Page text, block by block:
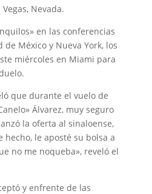
Nevada.
en las conferencias
México y Nueva York, los
miércoles en Miami para
que durante el vuelo de
Álvarez, muy seguro
la oferta al sinaloense,
hecho, le aposté su bolsa a
no me noqueba», reveló el
y enfrente de las